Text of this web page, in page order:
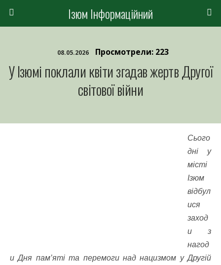
Ізюм Інформаційний
08.05.2026 Просмотрели: 223
У Ізюмі поклали квіти згадав жертв Другої
світової війни
Сього
дні у
місті
Ізюм
відбул
ися
заход
и з
нагод
и Дня пам’яті та перемоги над нацизмом у Другій